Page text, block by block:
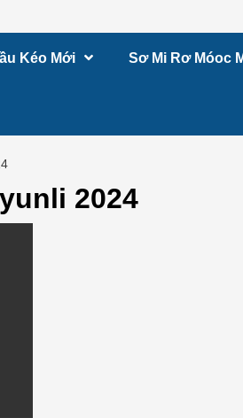
Kéo Mới Sơ Mi Rơ Móoc
2024